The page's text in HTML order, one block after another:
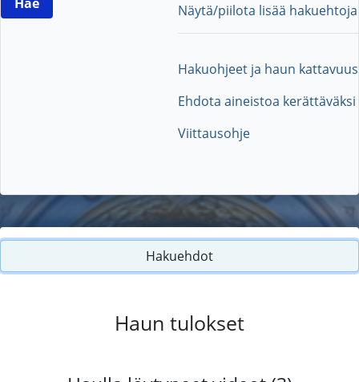
Näytä/piilota lisää hakuehtoja
Hakuohjeet ja haun kattavuus
Ehdota aineistoa kerättäväksi
Viittausohje
Hakuehdot
Haun tulokset